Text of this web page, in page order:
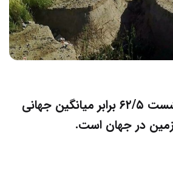
ایران با رکورد فرونشست ۶۲/۵ برابر میانگین جهانی
در جهان است.